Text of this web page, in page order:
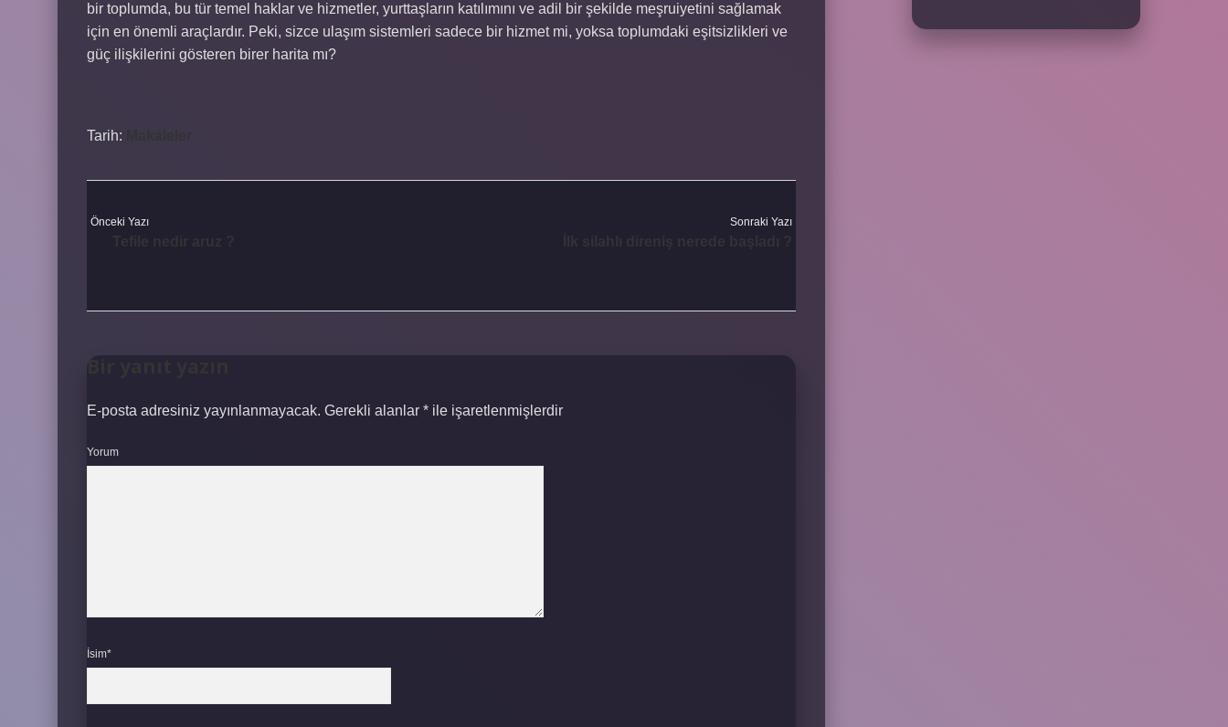
bir toplumda, bu tür temel haklar ve hizmetler, yurttaşların katılımını ve adil bir şekilde meşruiyetini sağlamak
için en önemli araçlardır. Peki, sizce ulaşım sistemleri sadece bir hizmet mi, yoksa toplumdaki eşitsizlikleri ve
güç ilişkilerini gösteren birer harita mı?
Tarih: Makaleler
Önceki Yazı Sonraki Yazı
E-posta adresiniz yayınlanmayacak. Gerekli alanlar * ile işaretlenmişlerdir
Yorum
İsim*